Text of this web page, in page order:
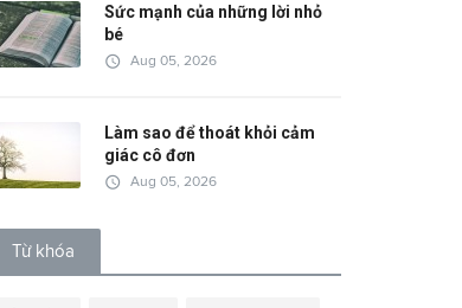
Sức mạnh của những lời nhỏ
bé
access_time Aug 05, 2026
Làm sao để thoát khỏi cảm
giác cô đơn
access_time Aug 05, 2026
Từ khóa